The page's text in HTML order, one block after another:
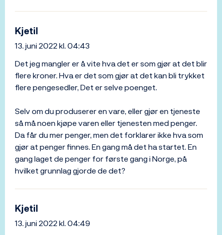
Kjetil
13. juni 2022 kl. 04:43
Det jeg mangler er å vite hva det er som gjør at det blir
flere kroner. Hva er det som gjør at det kan bli trykket
flere pengesedler, Det er selve poenget.
Selv om du produserer en vare, eller gjør en tjeneste
så må noen kjøpe varen eller tjenesten med penger.
Da får du mer penger, men det forklarer ikke hva som
gjør at penger finnes. En gang må det ha startet. En
gang laget de penger for første gang i Norge, på
hvilket grunnlag gjorde de det?
Kjetil
13. juni 2022 kl. 04:49